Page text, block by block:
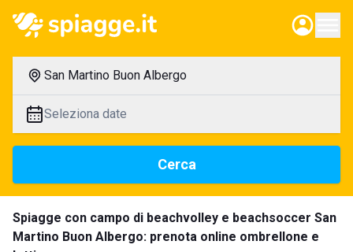
San Martino Buon Albergo
Seleziona date
Cerca
Spiagge con campo di beachvolley e beachsoccer San
Martino Buon Albergo: prenota online ombrellone e